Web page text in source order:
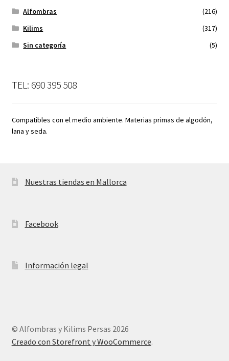
Alfombras
(216)
Kilims
(317)
Sin categoría
(5)
TEL: 690 395 508
Compatibles con el medio ambiente. Materias primas de algodón,
lana y seda.
Nuestras tiendas en Mallorca
Facebook
Información legal
© Alfombras y Kilims Persas 2026
Creado con Storefront y WooCommerce.